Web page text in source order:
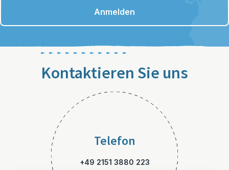
Anmelden
Kontaktieren Sie uns
Telefon
+49 2151 3880 223